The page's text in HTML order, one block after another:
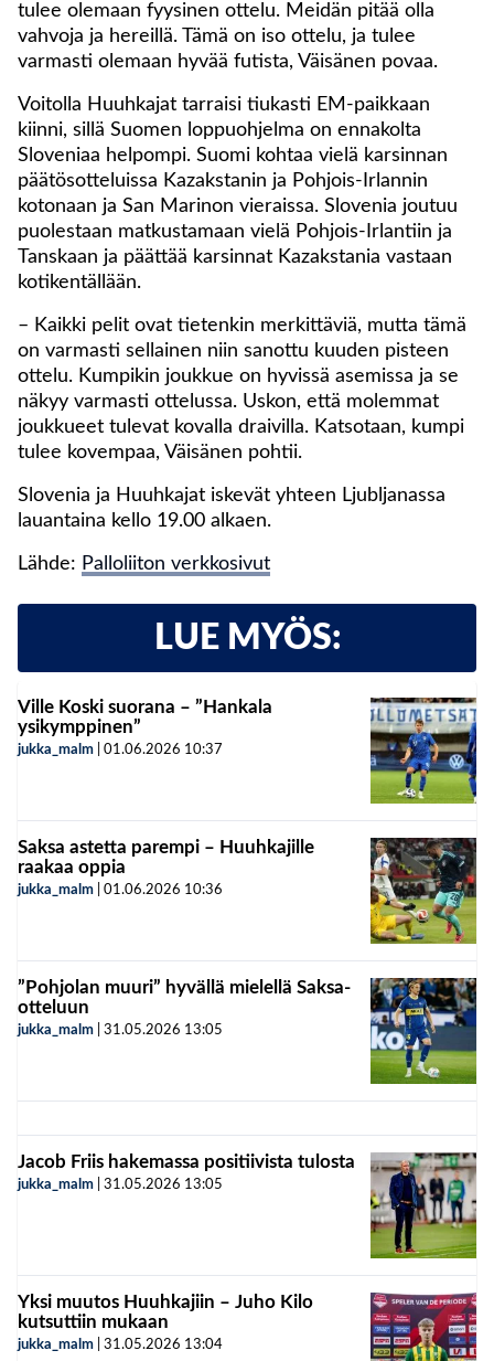
tulee olemaan fyysinen ottelu. Meidän pitää olla
vahvoja ja hereillä. Tämä on iso ottelu, ja tulee
varmasti olemaan hyvää futista, Väisänen povaa.
Voitolla Huuhkajat tarraisi tiukasti EM-paikkaan
kiinni, sillä Suomen loppuohjelma on ennakolta
Sloveniaa helpompi. Suomi kohtaa vielä karsinnan
päätösotteluissa Kazakstanin ja Pohjois-Irlannin
kotonaan ja San Marinon vieraissa. Slovenia joutuu
puolestaan matkustamaan vielä Pohjois-Irlantiin ja
Tanskaan ja päättää karsinnat Kazakstania vastaan
kotikentällään.
– Kaikki pelit ovat tietenkin merkittäviä, mutta tämä
on varmasti sellainen niin sanottu kuuden pisteen
ottelu. Kumpikin joukkue on hyvissä asemissa ja se
näkyy varmasti ottelussa. Uskon, että molemmat
joukkueet tulevat kovalla draivilla. Katsotaan, kumpi
tulee kovempaa, Väisänen pohtii.
Slovenia ja Huuhkajat iskevät yhteen Ljubljanassa
lauantaina kello 19.00 alkaen.
Lähde: Palloliiton verkkosivut
LUE MYÖS:
Ville Koski suorana – ”Hankala
ysikymppinen”
jukka_malm 01.06.2026 10:37
Saksa astetta parempi – Huuhkajille
raakaa oppia
jukka_malm 01.06.2026 10:36
”Pohjolan muuri” hyvällä mielellä Saksa-
otteluun
jukka_malm 31.05.2026 13:05
Jacob Friis hakemassa positiivista tulosta
jukka_malm 31.05.2026 13:05
Yksi muutos Huuhkajiin – Juho Kilo
kutsuttiin mukaan
jukka_malm 31.05.2026 13:04